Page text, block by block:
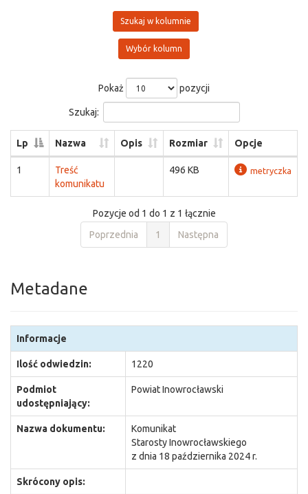
Szukaj w kolumnie
Wybór kolumn
Pokaż pozycji
Szukaj:
Lp Nazwa Opis Rozmiar Opcje
1
Treść
komunikatu
496 KB metryczka
Pozycje od 1 do 1 z 1 łącznie
Poprzednia
1 Następna
Metadane
Informacje
Ilość odwiedzin: 1220
Podmiot
udostępniający:
Powiat Inowrocławski
Nazwa dokumentu:
Komunikat
Starosty Inowrocławskiego
z dnia 18 października 2024 r.
Skrócony opis: